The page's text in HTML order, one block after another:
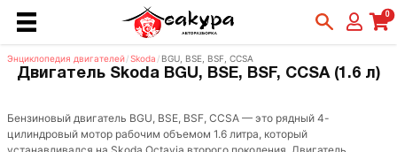
0
Энциклопедия двигателей/Skoda / BGU, BSE, BSF, CCSA
Двигатель Skoda BGU, BSE, BSF, CCSA (1.6 л)
Бензиновый двигатель BGU, BSE, BSF, CCSA — это рядный 4-
цилиндровый мотор рабочим объемом 1.6 литра, который